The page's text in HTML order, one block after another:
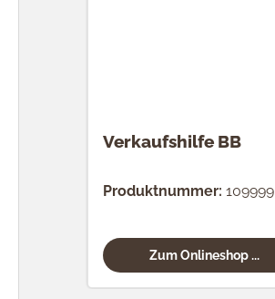
Verkaufshilfe BB
Produktnummer: 109999
Zum Onlineshop ...